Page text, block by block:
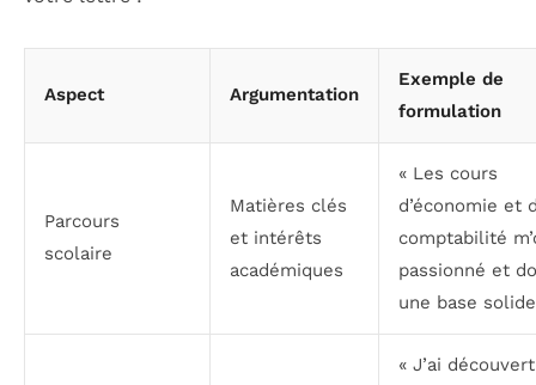
Aspect Argumentation
Exemple de
formulation
Parcours
scolaire
Matières clés
et intérêts
académiques
« Les cours
d’économie et
comptabilité
passionné et
une base
« J’ai découvert